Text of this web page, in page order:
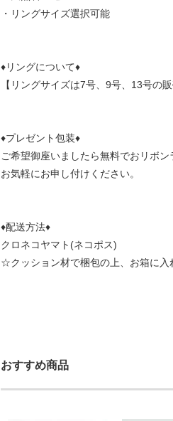
・リングサイズ選択可能
♦リングについて♦
【リングサイズは7号、9号、13号の
♦プレゼント包装♦
ご希望御座いましたら無料でおリボン
お気軽にお申し付けください。
♦配送方法♦
クロネコヤマト(ネコポス)
☆クッション材で梱包の上、お箱に入
おすすめ商品